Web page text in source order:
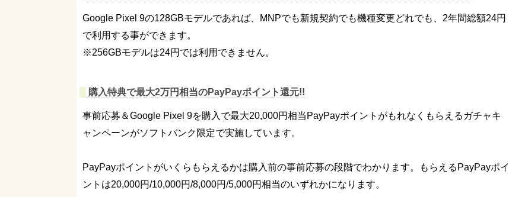
Google Pixel 9の128GBモデルであれば、MNPでも新規契約でも機種変更どれでも、2年間総額24円
で利用する事ができます。
※256GBモデルは24円では利用できません。
購入特典で最大2万円相当のPayPayポイント還元!!
事前応募＆Google Pixel 9を購入で最大20,000円相当PayPayポイントがもれなくもらえるガチャキ
ャンペーンがソフトバンク限定で実施しています。
PayPayポイントがいくらもらえるかは購入前の事前応募の段階でわかります。もらえるPayPayポイ
ントは20,000円/10,000円/8,000円/5,000円相当のいずれかになります。